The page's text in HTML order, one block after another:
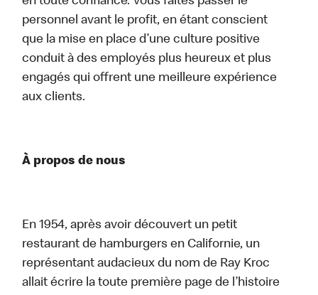
personnel avant le profit, en étant conscient
que la mise en place d’une culture positive
conduit à des employés plus heureux et plus
engagés qui offrent une meilleure expérience
aux clients.
À propos de nous
En 1954, après avoir découvert un petit
restaurant de hamburgers en Californie, un
représentant audacieux du nom de Ray Kroc
allait écrire la toute première page de l’histoire